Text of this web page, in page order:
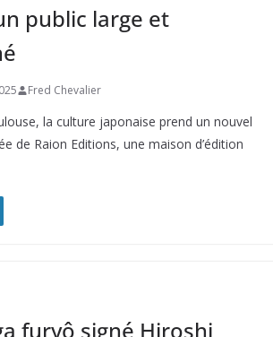
public large et
Fred Chevalier
la culture japonaise prend un nouvel
de Raion Editions, une maison d’édition
furyô signé Hiroshi